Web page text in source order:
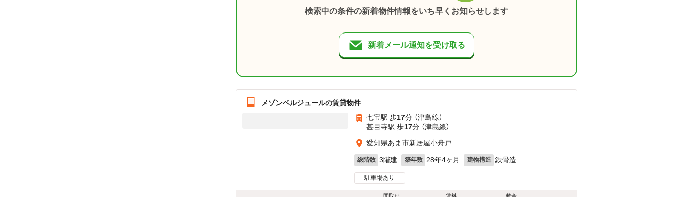
検索中の条件の新着物件情報をいち早くお知らせします
新着メール通知を受け取る
メゾンベルジュールの賃貸物件
七宝駅 歩17分 （津島線）
甚目寺駅 歩17分 （津島線）
愛知県あま市新居屋小舟戸
総階数 3階建 築年数 28年4ヶ月 建物構造 鉄骨造
駐車場あり
間取り 賃料 敷金